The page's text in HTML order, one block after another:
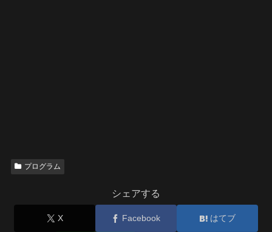
プログラム
シェアする
X Facebook はてブ